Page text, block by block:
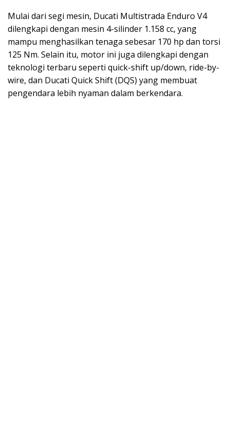
Mulai dari segi mesin, Ducati Multistrada Enduro V4
dilengkapi dengan mesin 4-silinder 1.158 cc, yang
mampu menghasilkan tenaga sebesar 170 hp dan torsi
125 Nm. Selain itu, motor ini juga dilengkapi dengan
teknologi terbaru seperti quick-shift up/down, ride-by-
wire, dan Ducati Quick Shift (DQS) yang membuat
pengendara lebih nyaman dalam berkendara.